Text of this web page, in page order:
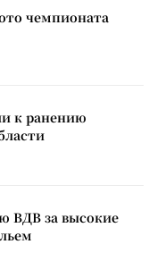
чемпионата
к ранению
ВДВ за высокие